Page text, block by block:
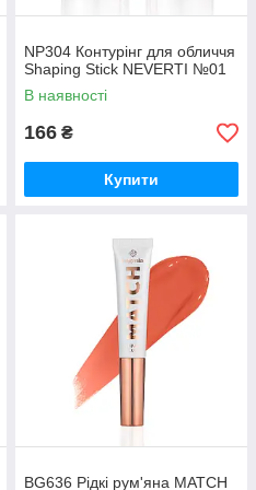
NP304 Контурінг для обличчя
Shaping Stick NEVERTI №01
В наявності
166 ₴
Купити
BG636 Рідкі рум'яна MATCH